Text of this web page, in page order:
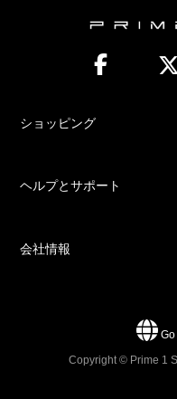
ショッピング
ヘルプとサポート
会社情報
Copyright © Prime 1